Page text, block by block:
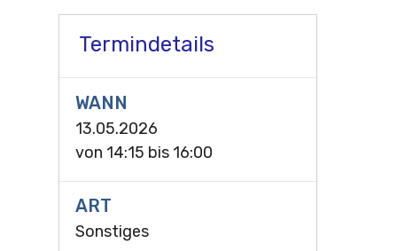
Termindetails
WANN
13.05.2026
von 14:15 bis 16:00
ART
Sonstiges